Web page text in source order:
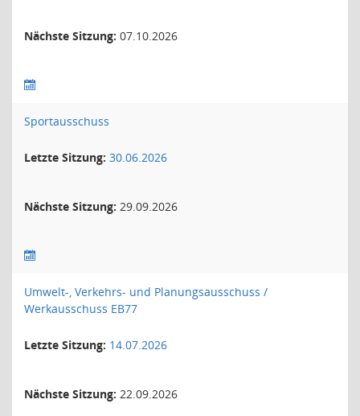
Nächste Sitzung: 07.10.2026
Sportausschuss
Letzte Sitzung: 30.06.2026
Nächste Sitzung: 29.09.2026
Umwelt-, Verkehrs- und Planungsausschuss /
Werkausschuss EB77
Letzte Sitzung: 14.07.2026
Nächste Sitzung: 22.09.2026